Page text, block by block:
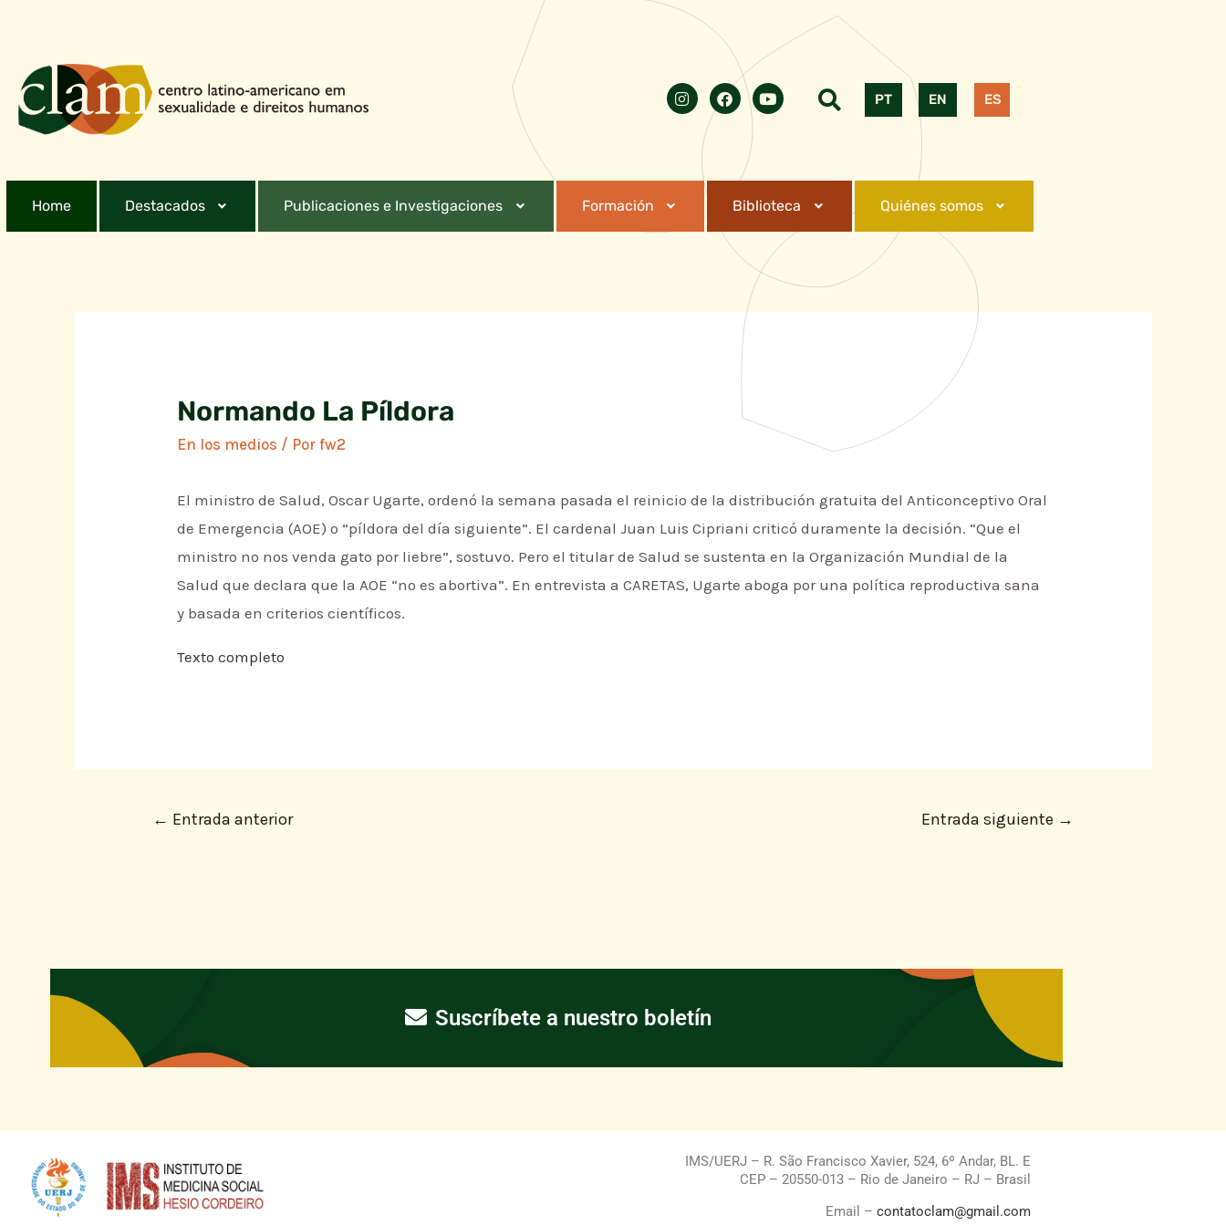
PT EN ES
Home Destacados Publicaciones e Investigaciones Formación Biblioteca Quiénes somos
Normando La Píldora
En los medios / Porfw2
El ministro de Salud, Oscar Ugarte, ordenó la semana pasada el reinicio de la distribución gratuita del Anticonceptivo Oral
de Emergencia (AOE) o “píldora del día siguiente”. El cardenal Juan Luis Cipriani criticó duramente la decisión. “Que el
ministro no nos venda gato por liebre”, sostuvo. Pero el titular de Salud se sustenta en la Organización Mundial de la
Salud que declara que la AOE “no es abortiva”. En entrevista a CARETAS, Ugarte aboga por una política reproductiva sana
y basada en criterios científicos.
Texto completo
← Entrada anterior Entrada siguiente →
Suscríbete a nuestro boletín
IMS/UERJ – R. São Francisco Xavier, 524, 6º Andar, BL. E
CEP – 20550-013 – Rio de Janeiro – RJ – Brasil
Email – contatoclam@gmail.com